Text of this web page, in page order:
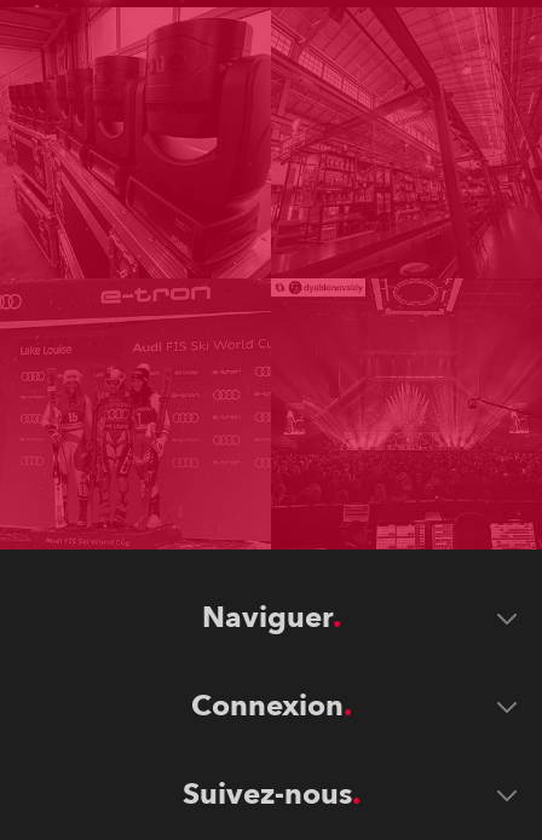
Naviguer
Connexion
Suivez-nous